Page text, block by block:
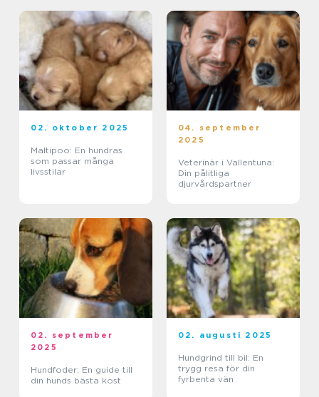
02. oktober 2025
Maltipoo: En hundras
som passar många
livsstilar
04. september
2025
Veterinär i Vallentuna:
Din pålitliga
djurvårdspartner
02. september
2025
Hundfoder: En guide till
din hunds bästa kost
02. augusti 2025
Hundgrind till bil: En
trygg resa för din
fyrbenta vän